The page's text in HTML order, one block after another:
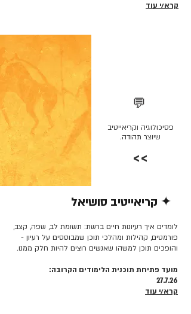
קרא/י עוד
💬
פסיכולוגיה וקריאייטיב
שיוצר תהודה.
>>
✦ קריאייטיב סושיאל
לומדים איך רעיונות חיים ברשת: תשומת לב, שפה, קצב,
פורמטים, קהילות ומהלכי תוכן שמבוססים על רעיון -
והופכים תוכן למשהו שאנשים רוצים להיות חלק ממנו.
מועד פתיחת תוכנית הלימודים הקרובה:
27.7.26
קרא/י עוד